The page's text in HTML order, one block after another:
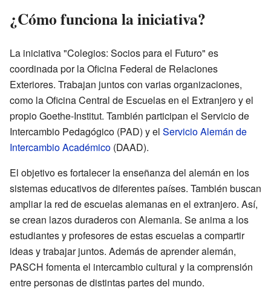
¿Cómo funciona la iniciativa?
La iniciativa "Colegios: Socios para el Futuro" es
coordinada por la Oficina Federal de Relaciones
Exteriores. Trabajan juntos con varias organizaciones,
como la Oficina Central de Escuelas en el Extranjero y el
propio Goethe-Institut. También participan el Servicio de
Intercambio Pedagógico (PAD) y el Servicio Alemán de
Intercambio Académico (DAAD).
El objetivo es fortalecer la enseñanza del alemán en los
sistemas educativos de diferentes países. También buscan
ampliar la red de escuelas alemanas en el extranjero. Así,
se crean lazos duraderos con Alemania. Se anima a los
estudiantes y profesores de estas escuelas a compartir
ideas y trabajar juntos. Además de aprender alemán,
PASCH fomenta el intercambio cultural y la comprensión
entre personas de distintas partes del mundo.